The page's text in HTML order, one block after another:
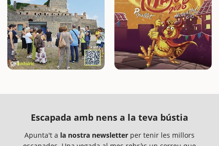
Escapada amb nens a la teva bústia
Apunta't a la nostra newsletter per tenir les millors